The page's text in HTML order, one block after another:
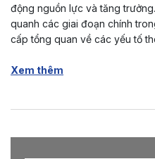
động nguồn lực và tăng
quanh các giai đoạn chính
cấp tổng quan về các yếu tố
Xem thêm